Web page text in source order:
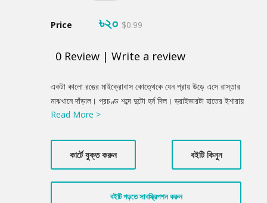
Price ৳২০ $0.99
0 Review | Write a review
Product
Summery
একটা কালো রঙের মাইক্রোবাস কোত্থেকে যেন প্রায় উড়ে এসে রাস্তার
মাঝখানে দাঁড়াল। প্রচণ্ড শব্দে দুটো হর্ন দিল। ড্রাইভারটা হাতের ইশারায়
বলল, এক মিনিট দাঁড়াতে। ছবি তুলেই সে গাড়িটা সরাচ্ছে। কিন্তু কালো
এলো ষণ্ডামার্কা দুটো লোক। প্রথমে তারা ড্রাইভারের হাত থেকে ক্যামেরাটা
কেড়ে নিল।
Read More >
কার্টে যুক্ত করুন বইটি কিনুন
বইটি পড়তে সাবস্ক্রিপশন করুন